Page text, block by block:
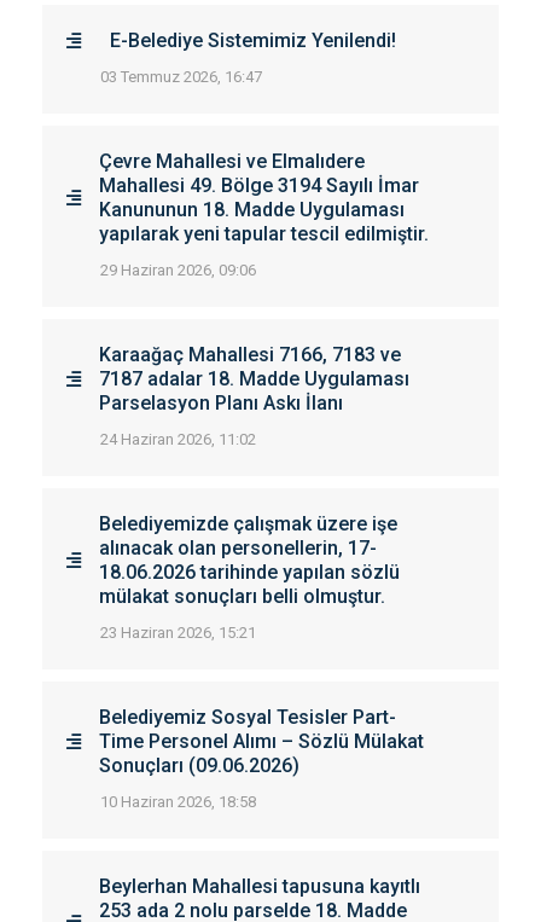
E-Belediye Sistemimiz Yenilendi!
03 Temmuz 2026, 16:47
Çevre Mahallesi ve Elmalıdere
Mahallesi 49. Bölge 3194 Sayılı İmar
Kanununun 18. Madde Uygulaması
yapılarak yeni tapular tescil edilmiştir.
29 Haziran 2026, 09:06
Karaağaç Mahallesi 7166, 7183 ve
7187 adalar 18. Madde Uygulaması
Parselasyon Planı Askı İlanı
24 Haziran 2026, 11:02
Belediyemizde çalışmak üzere işe
alınacak olan personellerin, 17-
18.06.2026 tarihinde yapılan sözlü
mülakat sonuçları belli olmuştur.
23 Haziran 2026, 15:21
Belediyemiz Sosyal Tesisler Part-
Time Personel Alımı – Sözlü Mülakat
Sonuçları (09.06.2026)
10 Haziran 2026, 18:58
Beylerhan Mahallesi tapusuna kayıtlı
253 ada 2 nolu parselde 18. Madde